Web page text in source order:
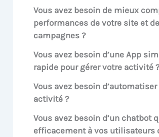
Vous avez besoin de mieux
performances de votre site et
campagnes ?
Vous avez besoin d’une App
rapide pour gérer votre activité
Vous avez besoin
activité ?
Vous avez besoin d’un chatbot
efficacement à vos utilisateurs